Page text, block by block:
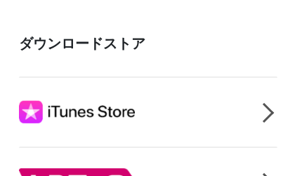
ダウンロードストア